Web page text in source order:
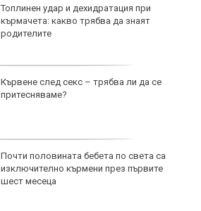
Топлинен удар и дехидратация при
кърмачета: какво трябва да знаят
родителите
Кървене след секс – трябва ли да се
притесняваме?
Почти половината бебета по света са
изключително кърмени през първите
шест месеца